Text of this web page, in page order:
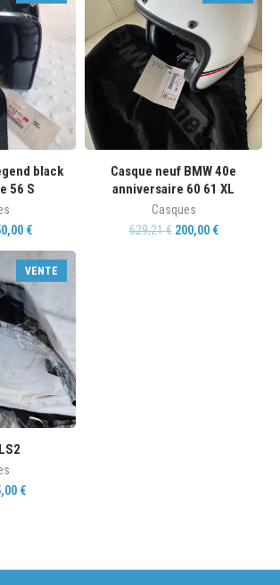
black
56 S
€
Casque neuf BMW 40e
anniversaire 60 61 XL
Casques
629,21€ 200,00 €
VENTE
€